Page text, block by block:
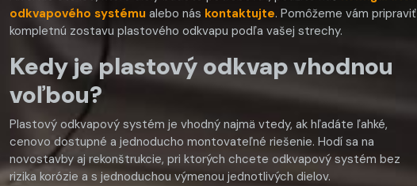
odkvapového systému alebo nás kontaktujte. Pomôžeme vám pripraviť
kompletnú zostavu plastového odkvapu podľa vašej strechy.
Kedy je plastový odkvap vhodnou
voľbou?
Plastový odkvapový systém je vhodný najmä vtedy, ak hľadáte ľahké,
cenovo dostupné a jednoducho montovateľné riešenie. Hodí sa na
novostavby aj rekonštrukcie, pri ktorých chcete odkvapový systém bez
rizika korózie a s jednoduchou výmenou jednotlivých dielov.